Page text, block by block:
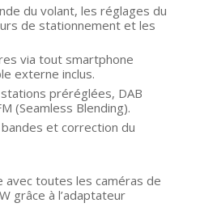
du volant, les réglages du
de stationnement et les
via tout smartphone
externe inclus.
préréglées, DAB
(Seamless Blending).
et correction du
avec toutes les caméras de
grâce à l’adaptateur